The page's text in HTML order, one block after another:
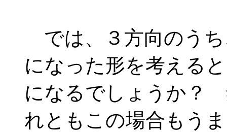
では、３方向のう
になった形を考える
になるでしょうか
れともこの場合もう